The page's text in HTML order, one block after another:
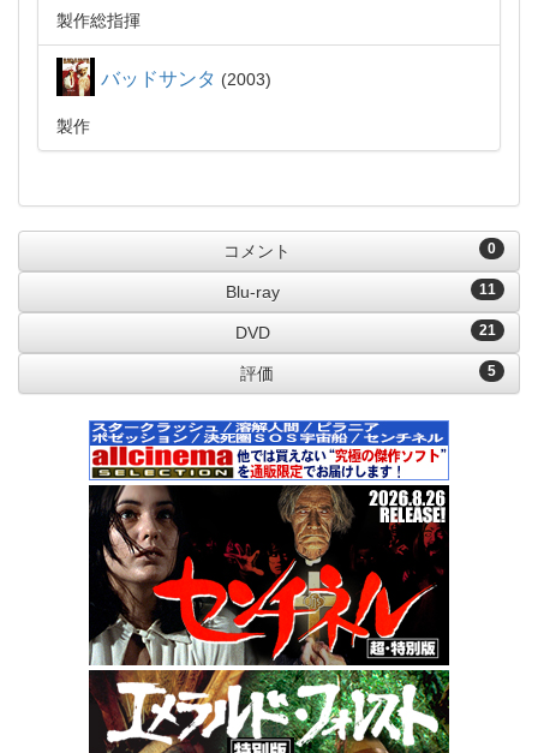
製作総指揮
バッドサンタ 2003
製作
0
コメント
11
Blu-ray
21
DVD
5
評価